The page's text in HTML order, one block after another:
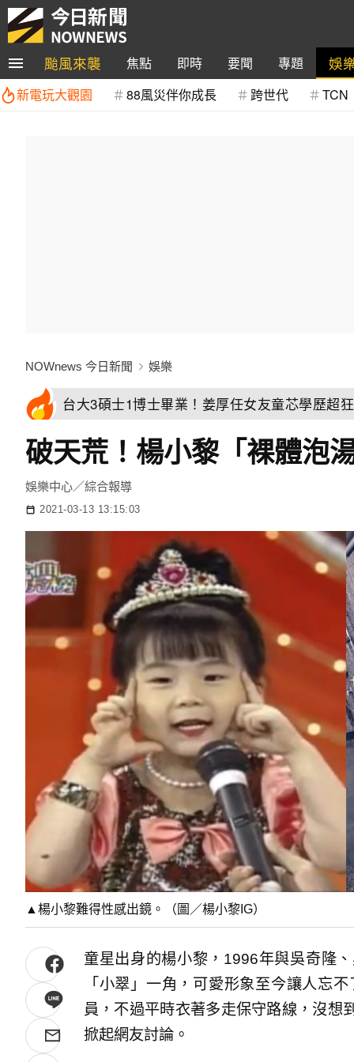
颱風來襲 焦點 即時 要聞 專題 娛
新電玩大觀園 88風災伴你成長 跨世代 TCN
NOWnews 今日新聞 娛樂
台大3碩士1博士畢業！姜厚任女友童芯學歷超
破天荒！楊小黎「裸體
娛樂中心／綜合報導
2021-03-13 13:15:03
▲楊小黎難得性感出鏡。（圖／楊小黎IG）
童星出身的楊小黎，1996年與吳奇隆
「小翠」一角，可愛形象至今讓人忘
員，不過平時衣著多走保守路線，沒想
掀起網友討論。